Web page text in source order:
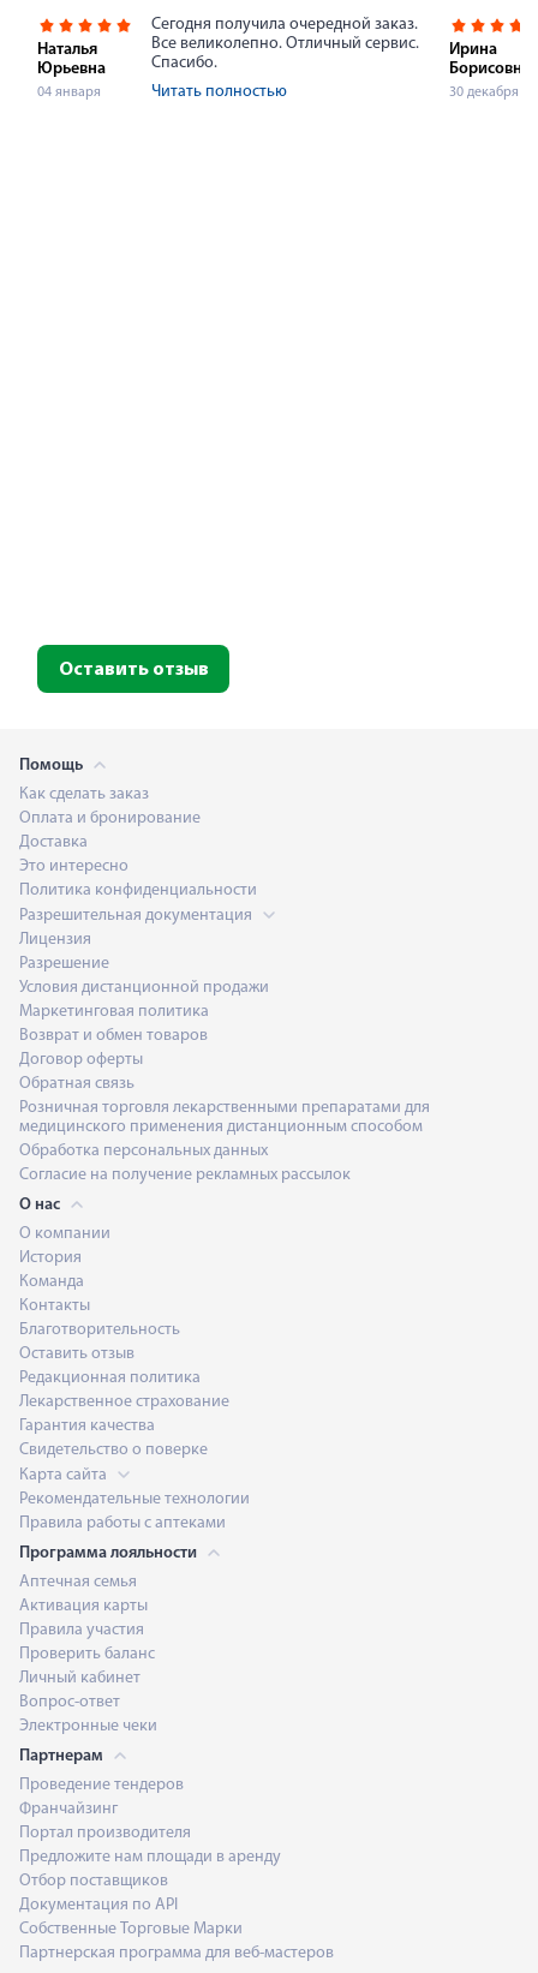
Наталья
Юрьевна
04 января
Сегодня получила очередной заказ.
Все великолепно. Отличный сервис.
Спасибо.
Читать полностью
Ирина
Борисовна
30 декабря
Оставить отзыв
Помощь
Как сделать заказ
Оплата и бронирование
Доставка
Это интересно
Политика конфиденциальности
Разрешительная документация
Лицензия
Разрешение
Условия дистанционной продажи
Маркетинговая политика
Возврат и обмен товаров
Договор оферты
Обратная связь
Розничная торговля лекарственными препаратами для
медицинского применения дистанционным способом
Обработка персональных данных
Согласие на получение рекламных рассылок
О нас
О компании
История
Команда
Контакты
Благотворительность
Оставить отзыв
Редакционная политика
Лекарственное страхование
Гарантия качества
Свидетельство о поверке
Карта сайта
Рекомендательные технологии
Правила работы с аптеками
Программа лояльности
Аптечная семья
Активация карты
Правила участия
Проверить баланс
Личный кабинет
Вопрос-ответ
Электронные чеки
Партнерам
Проведение тендеров
Франчайзинг
Портал производителя
Предложите нам площади в аренду
Отбор поставщиков
Документация по API
Собственные Торговые Марки
Партнерская программа для веб-мастеров